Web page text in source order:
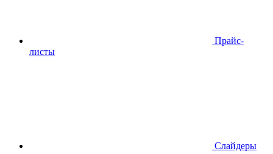
Прайс-
листы
Слайдеры